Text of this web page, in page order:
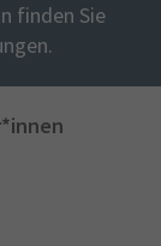
finden Sie